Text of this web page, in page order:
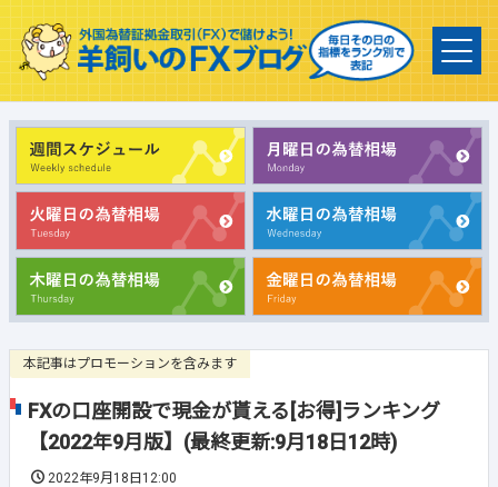
本記事はプロモーションを含みます
FXの口座開設で現金が貰える[お得]ランキング
【2022年9月版】(最終更新:9月18日12時)
2022年9月18日12:00